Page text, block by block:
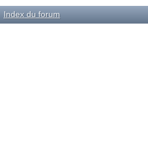
Index du forum